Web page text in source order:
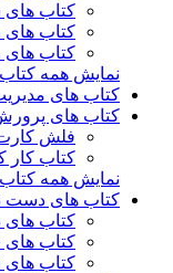
کتاب های
کتاب
کتاب های
نمایش همه
کتاب های
کتاب های
فلش
کتاب کار
نمایش همه
کتاب های دست
کتاب های
کتاب
کتاب های